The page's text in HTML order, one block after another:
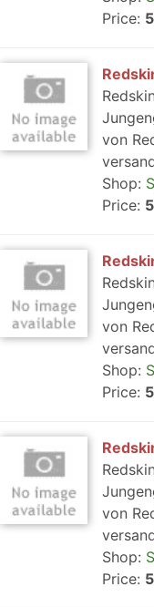
Price:
von
Shop:
Price:
von
Shop:
Price:
von
Shop:
Price: